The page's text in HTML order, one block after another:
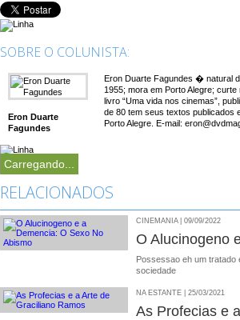
SOBRE O COLUNISTA:
Eron Duarte
Fagundes
Eron Duarte Fagundes � natural
1955; mora em Porto Alegre;
livro “Uma vida nos cinemas”,
de 80 tem seus textos
Porto Alegre. E-mail:
Carregando...
RELACIONADOS
CINEMANIA | 09/09/2022
O Alucinogeno
Possessao eh um tratado
sociedade
NA ESTANTE | 25/03/2021
As Profecias e